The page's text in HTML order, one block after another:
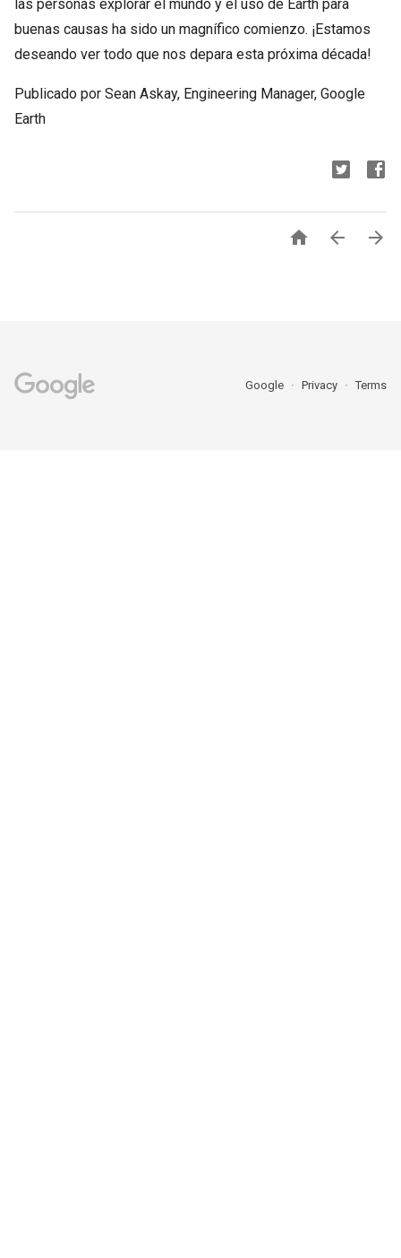
las personas explorar el mundo y el uso de Earth para
buenas causas ha sido un magnífico comienzo. ¡Estamos
deseando ver todo que nos depara esta próxima década!
Publicado por Sean Askay, Engineering Manager, Google
Earth
  
Google Privacy Terms